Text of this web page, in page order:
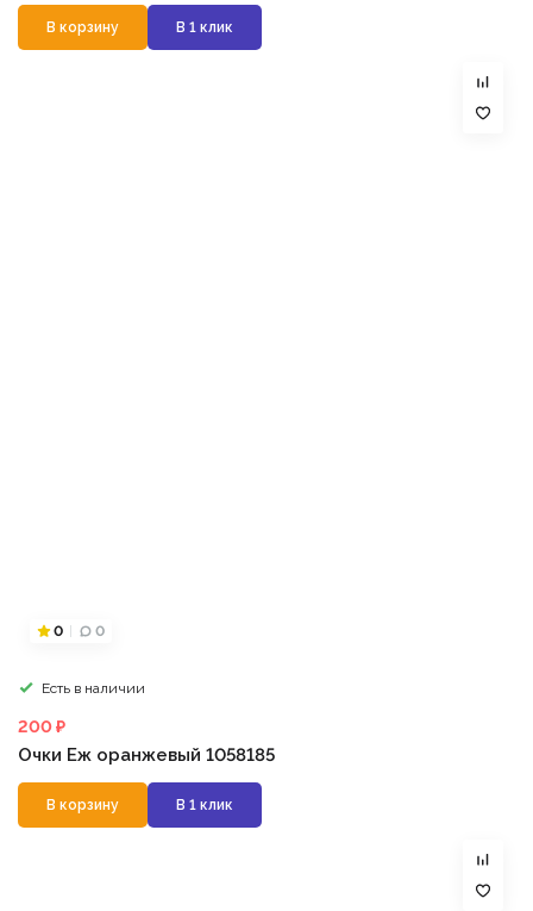
В корзину В 1 клик
0 0
Есть в наличии
200 ₽
Очки Еж оранжевый 1058185
В корзину В 1 клик